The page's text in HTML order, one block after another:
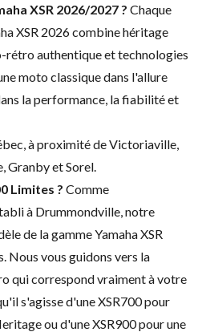
XSR 2026/2027 ? Chaque
XSR 2026 combine héritage
rétro authentique et technologies
moto classique dans l'allure
la performance, la fiabilité et
à proximité de Victoriaville,
Granby et Sorel.
Limites ? Comme
à Drummondville, notre
de la gamme Yamaha XSR
Nous vous guidons vers la
qui correspond vraiment à votre
s'agisse d'une XSR700 pour
ou d'une XSR900 pour une